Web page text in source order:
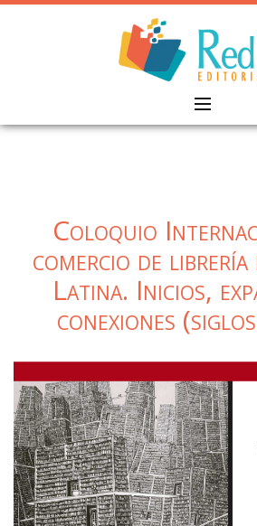
Skip
Coloquio
comercio de librería
Latina. Inicios,
conexiones